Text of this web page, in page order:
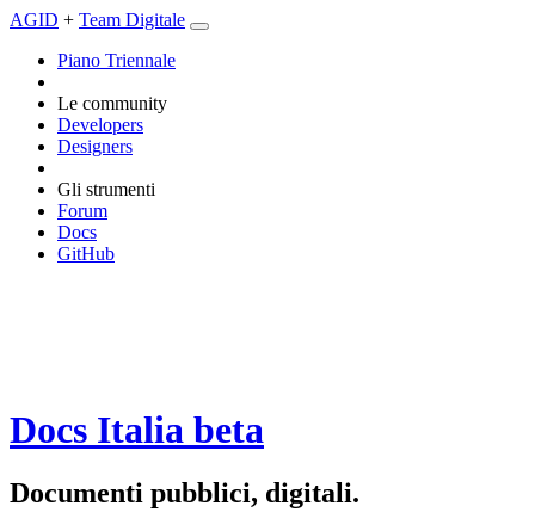
AGID + Team Digitale
Piano Triennale
Le community
Developers
Designers
Gli strumenti
Forum
Docs
GitHub
Docs Italia beta
Documenti pubblici, digitali.